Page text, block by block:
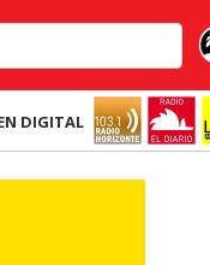
DIGITAL